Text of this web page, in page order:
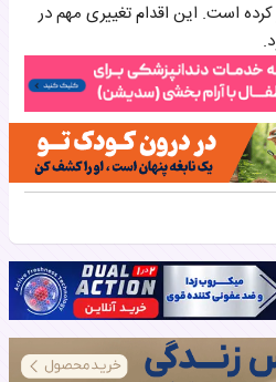
است. این اقدام تغییری مهم در